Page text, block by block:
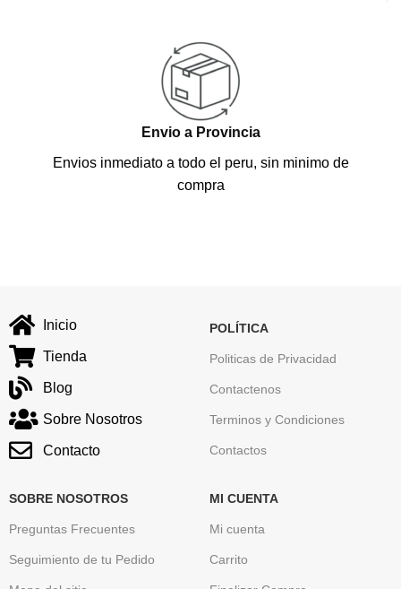
Envio a Provincia
Envios inmediato a todo el peru, sin minimo de
compra
Inicio
Tienda
Blog
Sobre Nosotros
Contacto
POLÍTICA
Politicas de Privacidad
Contactenos
Terminos y Condiciones
Contactos
SOBRE NOSOTROS
Preguntas Frecuentes
Seguimiento de tu Pedido
MI CUENTA
Mi cuenta
Carrito